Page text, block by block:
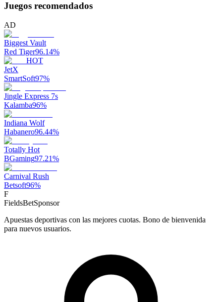
Juegos recomendados
AD
Biggest Vault
Red Tiger96.14%
HOT
JetX
SmartSoft97%
Jingle Express 7s
Kalamba96%
Indiana Wolf
Habanero96.44%
Totally Hot
BGaming97.21%
Carnival Rush
Betsoft96%
F
FieldsBetSponsor
Apuestas deportivas con las mejores cuotas. Bono de bienvenida
para nuevos usuarios.